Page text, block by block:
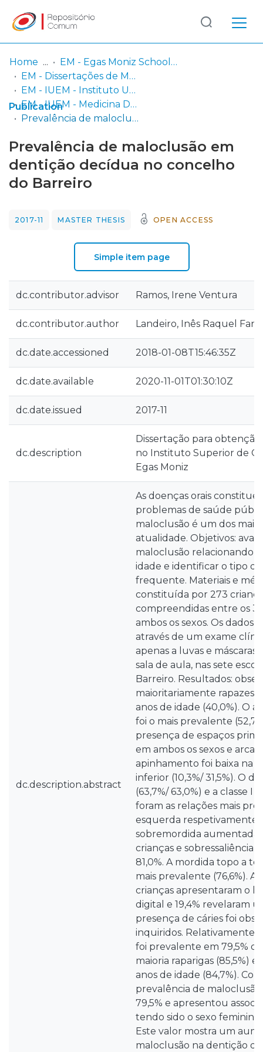
Communities
& Collections
Browse repository
Statistics
Log
In
(current)
Home
EM - Egas Moniz School of Health & Science
EM - Dissertações de Mestrado
EM - IUEM - Instituto Universitário Egas Moniz
EM - IUEM - Medicina Dentária
Prevalência de maloclusão em dentição decídua no concelho do Barreiro
Publication
Prevalência de maloclusão em
dentição decídua no concelho
do Barreiro
2017-11 MASTER THESIS OPEN ACCESS
Simple item page
dc.contributor.advisor Ramos, Irene Ventura
dc.contributor.author Landeiro, Inês Raquel
dc.date.accessioned 2018-01-08T15:46:35Z
dc.date.available 2020-11-01T01:30:10Z
dc.date.issued 2017-11
dc.description
Dissertação para
no Instituto Superior de
Egas Moniz
dc.description.abstract
As doenças orais
problemas de saúde
maloclusão é um dos
atualidade. Objetivos:
maloclusão relacionando-
idade e identificar o tipo
frequente. Materiais e
constituída por 273
compreendidas entre os 3
ambos os sexos. Os dados
através de um exame
apenas a luvas e
sala de aula, nas sete
Barreiro. Resultados:
maioritariamente rapazes
anos de idade (40,0%). O
foi o mais prevalente
presença de espaços
em ambos os sexos e
apinhamento foi baixa na
inferior (10,3%/ 31,5%). O
(63,7%/ 63,0%) e a classe I
foram as relações mais
esquerda respetivamente.
sobremordida aumentada
crianças e sobressaliência
81,0%. A mordida topo a
mais prevalente (76,6%).
crianças apresentaram o
digital e 19,4% revelaram
presença de cáries foi
inquiridos. Relativamente
foi prevalente em 79,5%
maioria raparigas (85,5%)
anos de idade (84,7%).
prevalência de
79,5% e apresentou
tendo sido o sexo feminino
Este valor mostra um
maloclusão na dentição